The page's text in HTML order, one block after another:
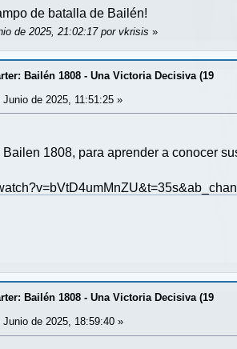
de batalla de Bailén!
de 2025, 21:02:17 por vkrisis »
Bailén 1808 - Una Victoria Decisiva (19
Junio de 2025, 11:51:25 »
1808, para aprender a conocer
Bailén 1808 - Una Victoria Decisiva (19
Junio de 2025, 18:59:40 »